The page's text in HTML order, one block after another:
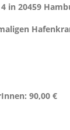
in 20459
90,00 €